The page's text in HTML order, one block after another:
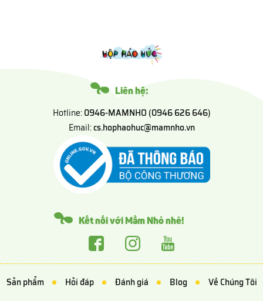
Liên hệ:
Hotline:0946-MAMNHO (0946 626 646)
Email:cs.hophaohuc@mamnho.vn
Kết nối với Mầm Nhỏ nhé!
Sản phẩm Hỏi đáp Đánh giá Blog Về Chúng Tôi